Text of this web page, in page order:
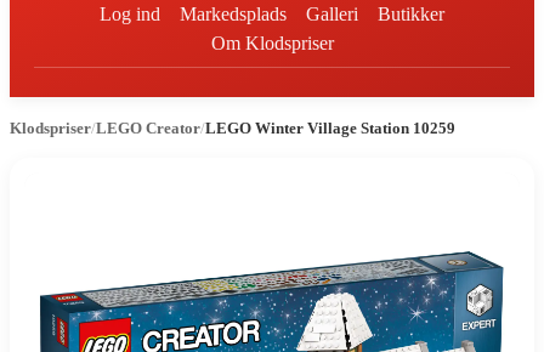
Log ind Markedsplads Galleri
Butikker
Om Klodspriser
Klodspriser/LEGO Creator/LEGO Winter Village Station 10259